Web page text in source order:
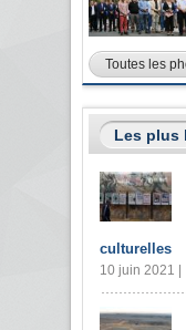
Toutes les
Les plus
culturelles
10 juin 2021 |